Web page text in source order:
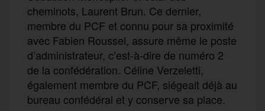
cheminots, Laurent Brun. Ce dernier,
membre du PCF et connu pour sa proximité
avec Fabien Roussel, assure même le poste
d’administrateur, c’est-à-dire de numéro 2
de la confédération. Céline Verzeletti,
également membre du PCF, siégeait déjà au
bureau confédéral et y conserve sa place.